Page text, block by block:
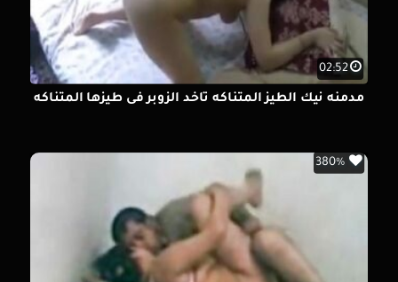
02:52
مدمنه نيك الطيز المتناكه تاخد الزوبر فى طيزها المتناكه
380%